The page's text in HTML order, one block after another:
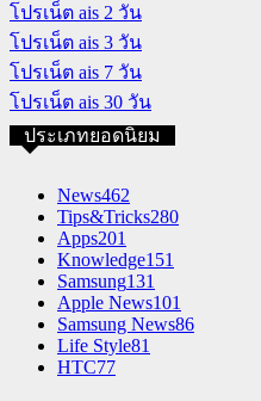
โปรเน็ต ais 2 วัน
โปรเน็ต ais 3 วัน
โปรเน็ต ais 7 วัน
โปรเน็ต ais 30 วัน
ประเภทยอดนิยม
News462
Tips&Tricks280
Apps201
Knowledge151
Samsung131
Apple News101
Samsung News86
Life Style81
HTC77